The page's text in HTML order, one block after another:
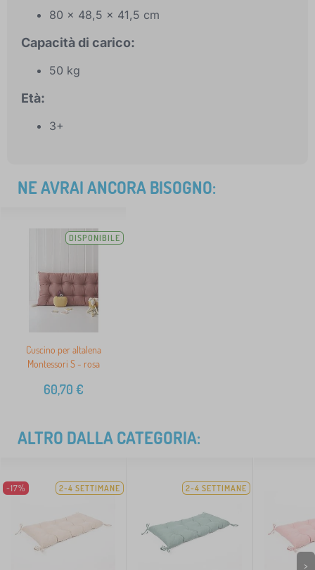
80 x 48,5 x 41,5 cm
Capacità di carico:
50 kg
Età:
3+
NE AVRAI ANCORA BISOGNO:
DISPONIBILE
Cuscino per altalena
Montessori S - rosa
60,70 €
ALTRO DALLA CATEGORIA:
-17% 2-4 SETTIMANE 2-4 SETTIMANE
>